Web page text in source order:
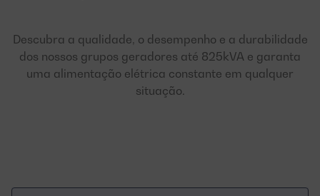
Descubra a qualidade, o desempenho e a durabilidade
dos nossos grupos geradores até 825kVA e garanta
uma alimentação elétrica constante em qualquer
situação.